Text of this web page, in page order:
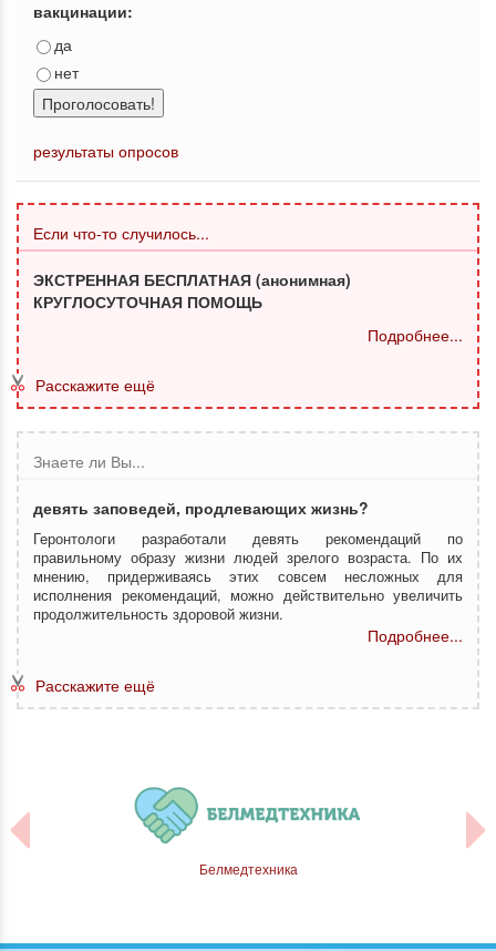
вакцинации:
да
нет
Проголосовать!
результаты опросов
Если что-то случилось...
ЭКСТРЕННАЯ БЕСПЛАТНАЯ (анонимная)
КРУГЛОСУТОЧНАЯ ПОМОЩЬ
Подробнее...
Расскажите ещё
Знаете ли Вы...
девять заповедей, продлевающих жизнь?
Геронтологи разработали девять рекомендаций по
правильному образу жизни людей зрелого возраста. По их
мнению, придерживаясь этих совсем несложных для
исполнения рекомендаций, можно действительно увеличить
продолжительность здоровой жизни.
Подробнее...
Расскажите ещё
Белмедтехника